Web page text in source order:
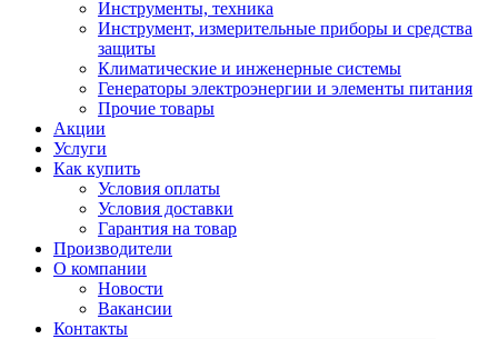
Инструменты, техника
Инструмент, измерительные приборы и средства
защиты
Климатические и инженерные системы
Генераторы электроэнергии и элементы питания
Прочие товары
Акции
Услуги
Как купить
Условия оплаты
Условия доставки
Гарантия на товар
Производители
О компании
Новости
Вакансии
Контакты